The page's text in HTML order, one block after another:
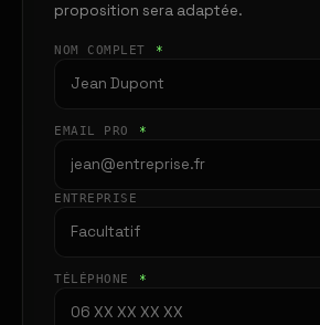
proposition sera adaptée.
NOM COMPLET *
EMAIL PRO *
ENTREPRISE
TÉLÉPHONE *